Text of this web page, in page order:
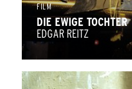
FILM
DIE EWIGE TOCHTER
EDGAR REITZ